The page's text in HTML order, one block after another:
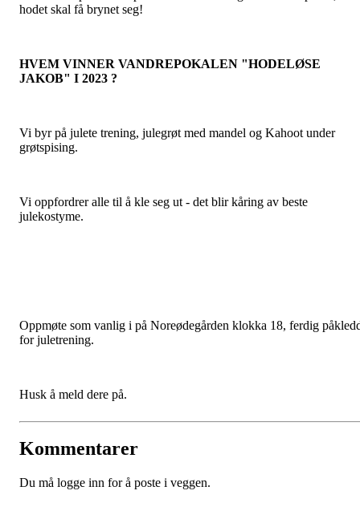
hodet skal få brynet seg!
HVEM VINNER VANDREPOKALEN "HODELØSE
JAKOB" I 2023 ?
Vi byr på julete trening, julegrøt med mandel og Kahoot under
grøtspising.
Vi oppfordrer alle til å kle seg ut - det blir kåring av beste
julekostyme.
Oppmøte som vanlig i på Noreødegården klokka 18, ferdig
for juletrening.
Husk å meld dere på.
Kommentarer
Du må logge inn for å poste i veggen.